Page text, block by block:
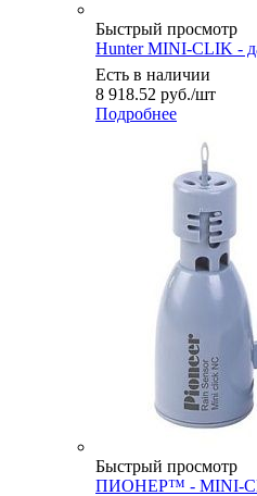
Быстрый просмотр
Hunter MINI-CLIK -
Есть в наличии
8 918.52 руб./шт
Подробнее
Быстрый просмотр
ПИОНЕР™ - MINI-